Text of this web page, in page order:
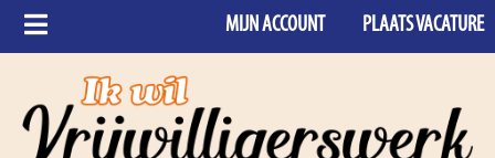
PLAATS VACATURE
MIJN ACCOUNT